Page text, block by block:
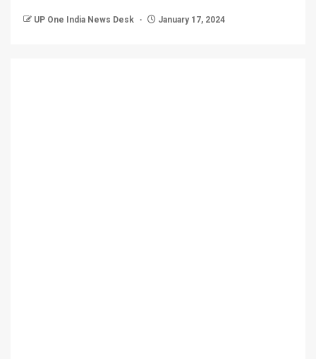
UP One India News Desk January 17, 2024